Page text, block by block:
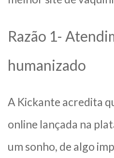
Razão 1-
humanizado
A Kickante acredita
online lançada na
um sonho, de algo